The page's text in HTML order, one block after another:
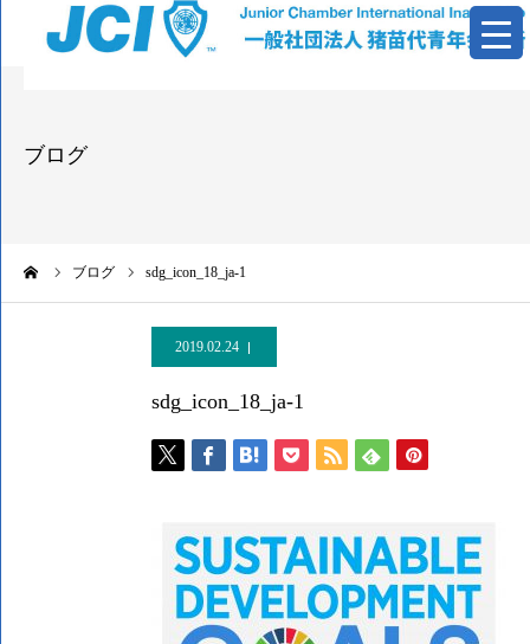
ブログ
ブログ sdg_icon_18_ja-1
2019.02.24
sdg_icon_18_ja-1
情報公開
お問い合わせ